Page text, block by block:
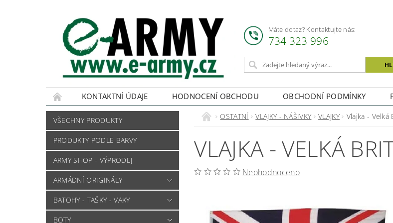
Máte dotaz? Kontaktujte nás:
734 323 996
KONTAKTNÍ ÚDAJE HODNOCENÍ OBCHODU OBCHODNÍ PODMÍNKY
VŠECHNY PRODUKTY
PRODUKTY PODLE BARVY
ARMY SHOP - VÝPRODEJ
ARMÁDNÍ ORIGINÁLY
BATOHY - TAŠKY - VAKY
BOTY
OSTATNÍ VLAJKY - NÁŠIVKY VLAJKY Vlajka - Velká
VLAJKA - VELKÁ
Neohodnoceno